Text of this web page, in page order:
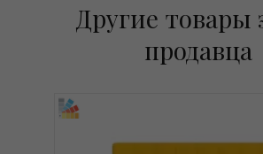
Другие товары
продавца